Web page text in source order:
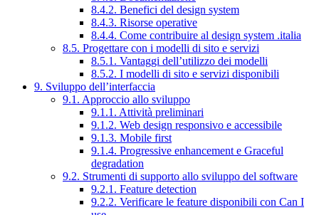
8.4.2. Benefici del design system
8.4.3. Risorse operative
8.4.4. Come contribuire al design system .italia
8.5. Progettare con i modelli di sito e servizi
8.5.1. Vantaggi dell’utilizzo dei modelli
8.5.2. I modelli di sito e servizi disponibili
9. Sviluppo dell’interfaccia
9.1. Approccio allo sviluppo
9.1.1. Attività preliminari
9.1.2. Web design responsivo e accessibile
9.1.3. Mobile first
9.1.4. Progressive enhancement e Graceful
degradation
9.2. Strumenti di supporto allo sviluppo del software
9.2.1. Feature detection
9.2.2. Verificare le feature disponibili con Can I